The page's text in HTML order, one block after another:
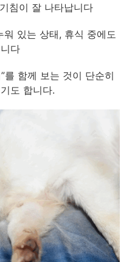
침이 잘 나타납니다
있는 상태, 휴식 중에도
다
를 함께 보는 것이 단순히
도 합니다.